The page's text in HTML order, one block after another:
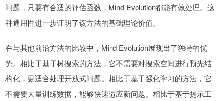
问题，只要有合适的评估函数，Mind Evolution都能有效处理。这
种通用性进一步证明了该方法的基础理论价值。
在与其他前沿方法的比较中，Mind Evolution展现出了独特的优
势。相比于基于树搜索的方法，它不需要对搜索空间进行预先结
构化，更适合处理开放式问题。相比于基于强化学习的方法，它
不需要大量训练数据，能够快速适应新问题。相比于基于提示工